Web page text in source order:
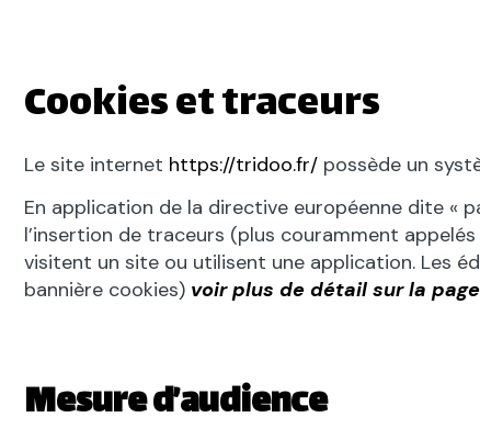
Cookies et traceurs
Le site internet https://tridoo.fr/ possède un
En application de la directive européenne dite «
l’insertion de traceurs (plus couramment
visitent un site ou utilisent une application. Les
bannière cookies) voir plus de détail sur la page
Mesure d’audience